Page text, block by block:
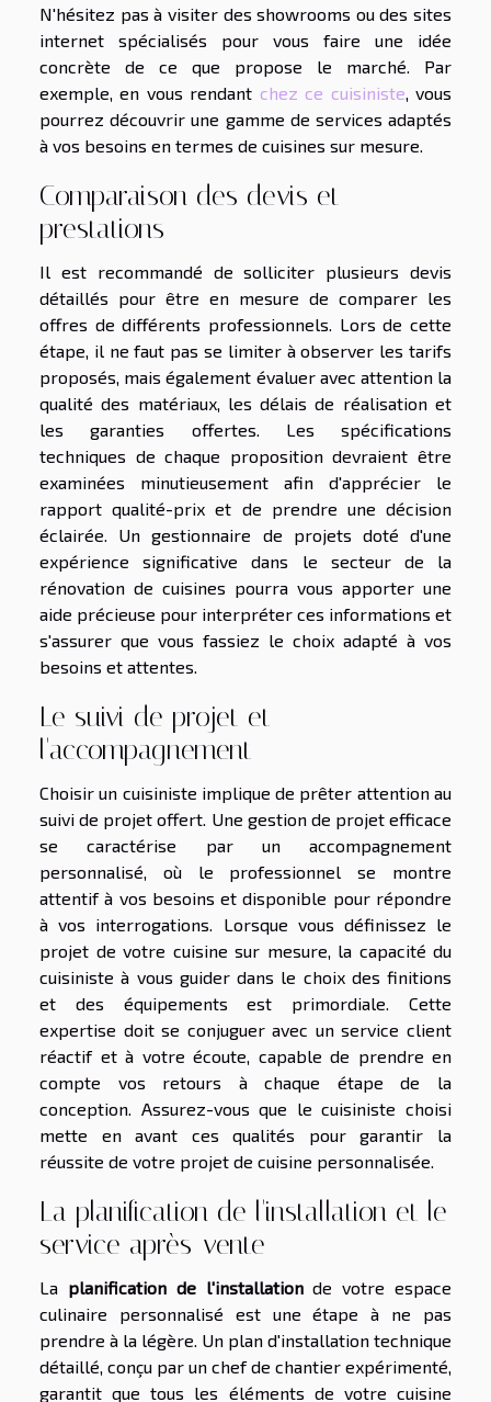
N'hésitez pas à visiter des showrooms ou des sites
internet spécialisés pour vous faire une idée
concrète de ce que propose le marché. Par
exemple, en vous rendant chez ce cuisiniste, vous
pourrez découvrir une gamme de services adaptés
à vos besoins en termes de cuisines sur mesure.
Comparaison des devis et
prestations
Il est recommandé de solliciter plusieurs devis
détaillés pour être en mesure de comparer les
offres de différents professionnels. Lors de cette
étape, il ne faut pas se limiter à observer les tarifs
proposés, mais également évaluer avec attention la
qualité des matériaux, les délais de réalisation et
les garanties offertes. Les spécifications
techniques de chaque proposition devraient être
examinées minutieusement afin d'apprécier le
rapport qualité-prix et de prendre une décision
éclairée. Un gestionnaire de projets doté d'une
expérience significative dans le secteur de la
rénovation de cuisines pourra vous apporter une
aide précieuse pour interpréter ces informations et
s'assurer que vous fassiez le choix adapté à vos
besoins et attentes.
Le suivi de projet et
l'accompagnement
Choisir un cuisiniste implique de prêter attention au
suivi de projet offert. Une gestion de projet efficace
se caractérise par un accompagnement
personnalisé, où le professionnel se montre
attentif à vos besoins et disponible pour répondre
à vos interrogations. Lorsque vous définissez le
projet de votre cuisine sur mesure, la capacité du
cuisiniste à vous guider dans le choix des finitions
et des équipements est primordiale. Cette
expertise doit se conjuguer avec un service client
réactif et à votre écoute, capable de prendre en
compte vos retours à chaque étape de la
conception. Assurez-vous que le cuisiniste choisi
mette en avant ces qualités pour garantir la
réussite de votre projet de cuisine personnalisée.
La planification de l'installation et le
service après-vente
La planification de l'installationde votre espace
culinaire personnalisé est une étape à ne pas
prendre à la légère. Un plan d'installation technique
détaillé, conçu par un chef de chantier expérimenté,
garantit que tous les éléments de votre cuisine